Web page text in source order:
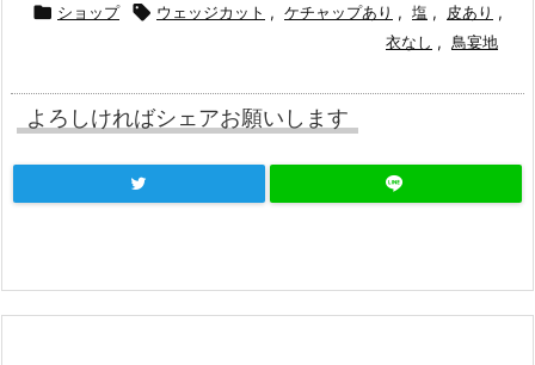
 ショップ  ウェッジカット , ケチャップあり , 塩 , 皮あり ,
衣なし , 鳥宴地
よろしければシェアお願いします